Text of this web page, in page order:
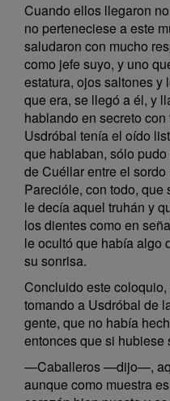
Cuando ellos llegaron
no perteneciese a este
saludaron con mucho
como jefe suyo, y uno
estatura, ojos saltones y
que era, se llegó a él, y
hablando en secreto
Usdróbal tenía el oído
que hablaban, sólo
de Cuéllar entre el
Parecióle, con todo, que
le decía aquel truhán y
los dientes como en
le ocultó que había algo
su sonrisa.
Concluido este
tomando a Usdróbal de
gente, que no había
entonces que si hubiese
—Caballeros —dijo—,
aunque como muestra